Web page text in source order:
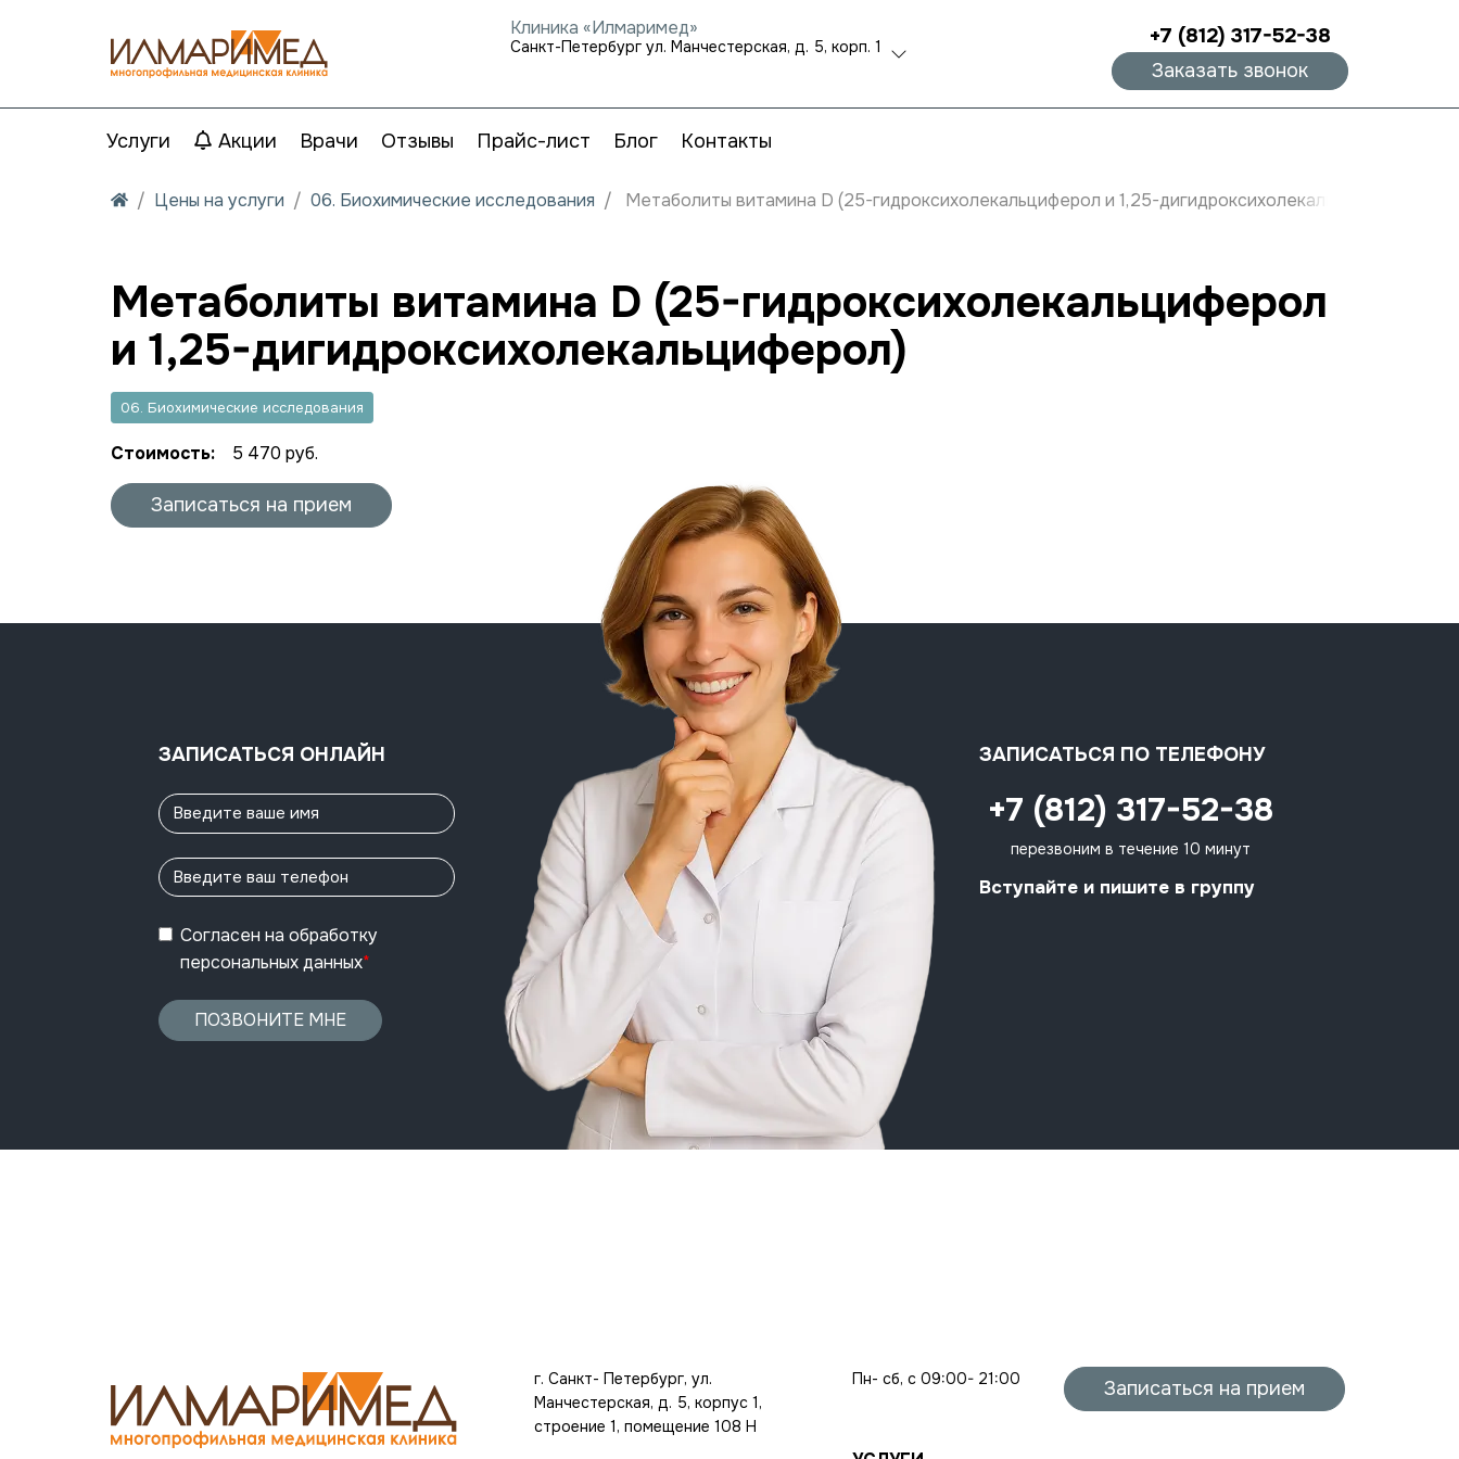
Клиника «Илмаримед»
Санкт-Петербург ул. Манчестерская, д. 5, корп. 1 +7 (812) 317-52-38
Заказать звонок
Услуги Акции Врачи Отзывы Прайс-лист Блог Контакты
Цены на услуги 06. Биохимические исследования Метаболиты витамина D (25-гидроксихолекальциферол и 1,25-дигидроксихолекальциферол)
Метаболиты витамина D (25-гидроксихолекальциферол
и 1,25-дигидроксихолекальциферол)
06. Биохимические исследования
Стоимость: 5 470 руб.
Записаться на прием
ЗАПИСАТЬСЯ ОНЛАЙН
Согласен на обработку
персональных данных*
ПОЗВОНИТЕ МНЕ
ЗАПИСАТЬСЯ ПО ТЕЛЕФОНУ
+7 (812) 317-52-38
перезвоним в течение 10 минут
Вступайте и пишите в группу
г. Санкт- Петербург, ул.
Манчестерская, д. 5, корпус 1,
строение 1, помещение 108 Н
Пн- сб, с 09:00- 21:00 Записаться на прием